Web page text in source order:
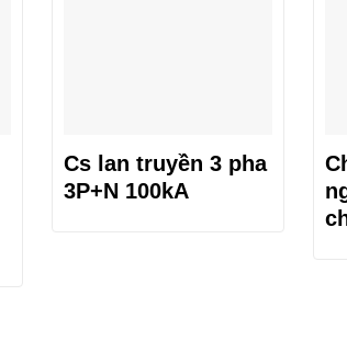
Cs lan truyền 3 pha
3P+N 100kA